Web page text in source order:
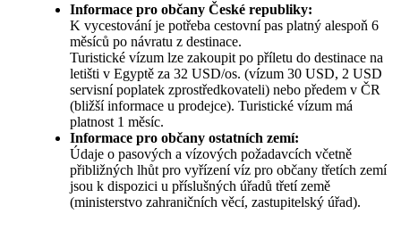
Informace pro občany České republiky:
K vycestování je potřeba cestovní pas platný alespoň 6
měsíců po návratu z destinace.
Turistické vízum lze zakoupit po příletu do destinace na
letišti v Egyptě za 32 USD/os. (vízum 30 USD, 2 USD
servisní poplatek zprostředkovateli) nebo předem v ČR
(bližší informace u prodejce). Turistické vízum má
platnost 1 měsíc.
Informace pro občany ostatních zemí:
Údaje o pasových a vízových požadavcích včetně
přibližných lhůt pro vyřízení víz pro občany třetích zemí
jsou k dispozici u příslušných úřadů třetí země
(ministerstvo zahraničních věcí, zastupitelský úřad).